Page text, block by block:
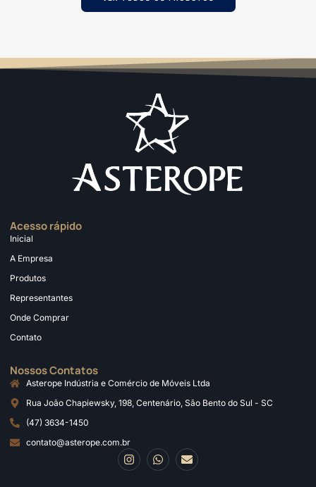
Acesso rápido
Inicial
A Empresa
Produtos
Representantes
Onde Comprar
Contato
Nossos Contatos
Asterope Indústria e Comércio de Móveis Ltda
Rua João Chapiewsky, 198, Centenário, São Bento do Sul - SC
(47) 3634-1450
contato@asterope.com.br